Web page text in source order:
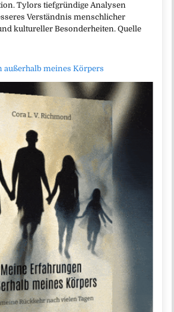
Tylors tiefgründige Analysen
Verständnis menschlicher
kultureller Besonderheiten. Quelle
außerhalb meines Körpers